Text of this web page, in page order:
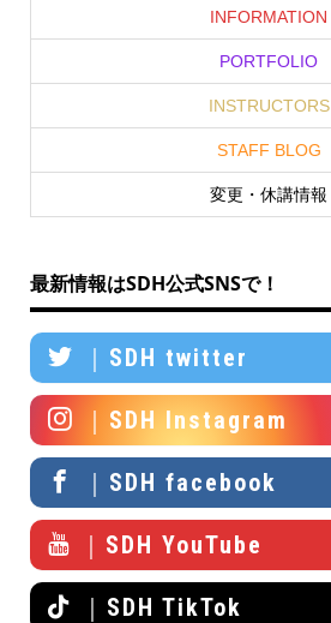
INFORMATION
PORTFOLIO
INSTRUCTORS
STAFF BLOG
変更・休講情報
最新情報はSDH公式SNSで！
｜SDH twitter
｜SDH Instagram
｜SDH facebook
｜SDH YouTube
｜SDH TikTok